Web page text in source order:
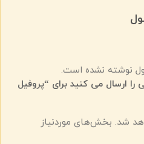
نوشته نشده است.
را ارسال می کنید برای “پروفیل
شد. بخش‌های موردنیاز